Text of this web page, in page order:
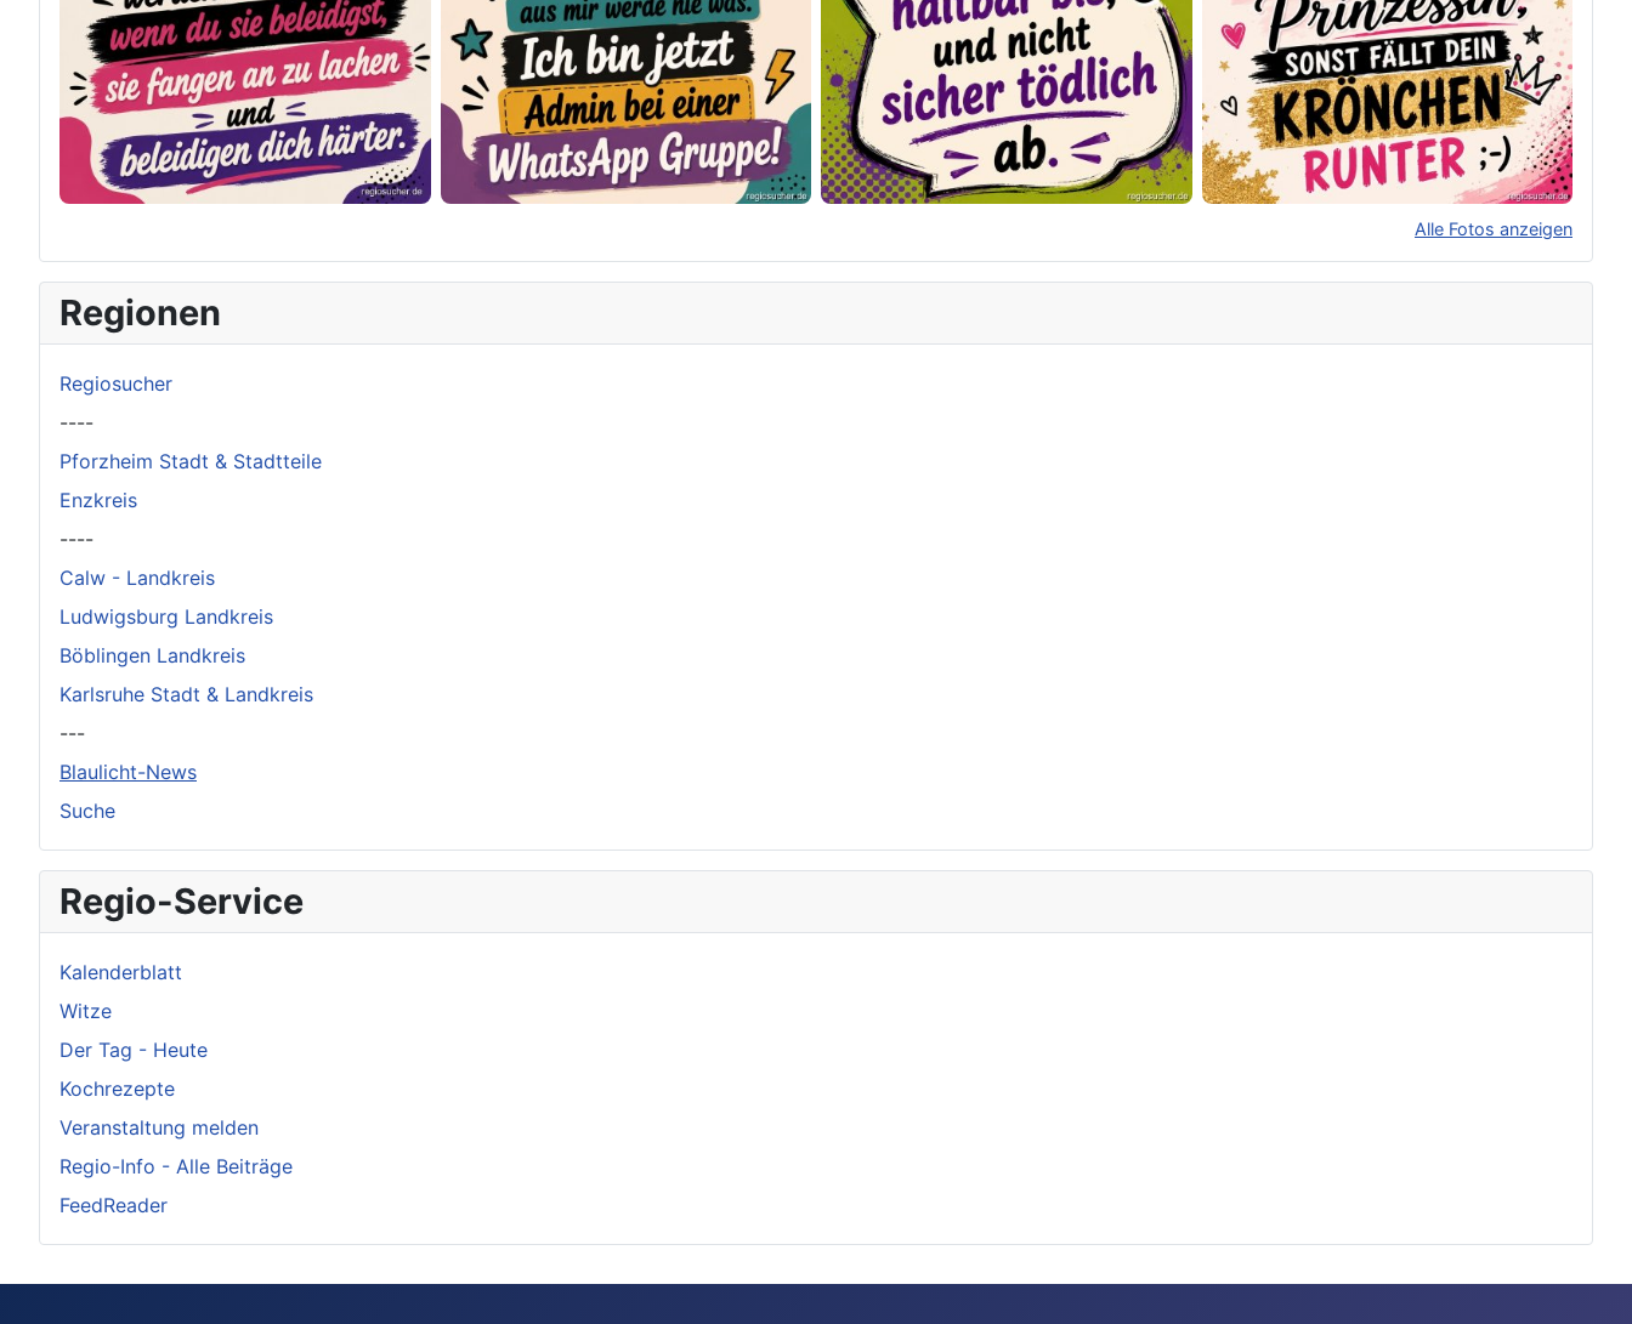
Alle Fotos anzeigen
Original herunterladen
Regionen
Regiosucher
----
Pforzheim Stadt & Stadtteile
Enzkreis
----
Calw - Landkreis
Ludwigsburg Landkreis
Böblingen Landkreis
Karlsruhe Stadt & Landkreis
---
Blaulicht-News
Suche
Regio-Service
Kalenderblatt
Witze
Der Tag - Heute
Kochrezepte
Veranstaltung melden
Regio-Info - Alle Beiträge
FeedReader